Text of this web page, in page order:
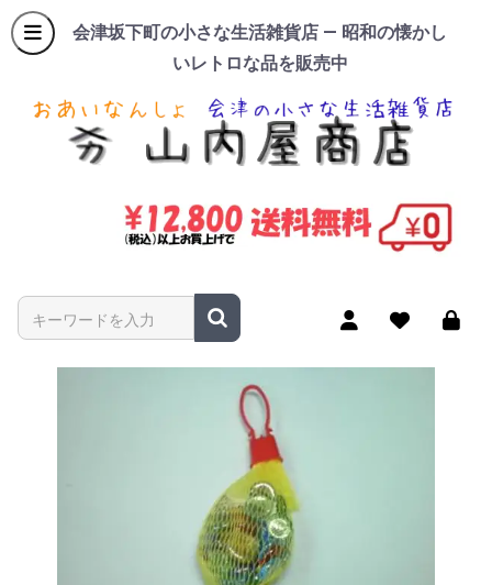
会津坂下町の小さな生活雑貨店 — 昭和の懐かし
いレトロな品を販売中
商品名やキーワードを入力